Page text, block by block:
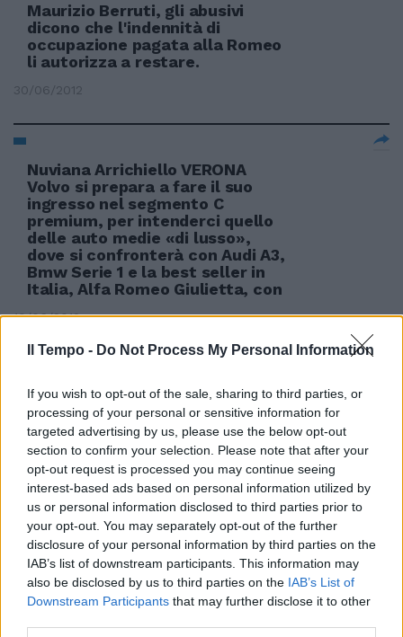
Il Tempo - Do Not Process My Personal Information
If you wish to opt-out of the sale, sharing to third parties, or
processing of your personal or sensitive information for
targeted advertising by us, please use the below opt-out
section to confirm your selection. Please note that after your
opt-out request is processed you may continue seeing
interest-based ads based on personal information utilized by
us or personal information disclosed to third parties prior to
your opt-out. You may separately opt-out of the further
disclosure of your personal information by third parties on the
IAB’s list of downstream participants. This information may
also be disclosed by us to third parties on the IAB’s List of
Downstream Participants that may further disclose it to other
Maurizio Berruti, gli abusivi
dicono che l'indennità di
occupazione pagata alla Romeo
li autorizza a restare.
30/06/2012
Nuviana Arrichiello VERONA
Volvo si prepara a fare il suo
ingresso nel segmento C
premium, per intenderci quello
delle auto medie «di lusso»,
dove si confronterà con Audi A3,
Bmw Serie 1 e la best seller in
Italia, Alfa Romeo Giulietta, con
10/06/2012
MONTE MARIO Visconti:
bonificata la zona del parco 5È
stata completata ieri mattina
l'operazione di bonifica in via
Romeo Romei, all'interno del
Parco di Monte Mario, nella zona
adiacente alla Panoramica.
29/01/2012
Al posto dei suv Jeep e Alfa
Romeo che saranno prodotti